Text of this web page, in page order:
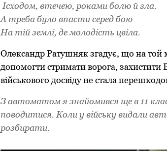
Ісходом, втечею, роками болю й зла.
А треба було впасти серед бою
На тій землі, де молодість цвіла.
Олександр Ратушняк згадує, що на
допомогти стримати ворога, захистити
військового досвіду не стала
З автоматом я знайомився ще в 11
поводитися. Коли у війську видали
розбирати.